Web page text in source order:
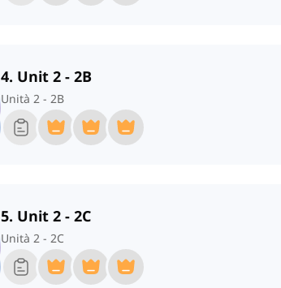
4. Unit 2 - 2B
Unità 2 - 2B
5. Unit 2 - 2C
Unità 2 - 2C